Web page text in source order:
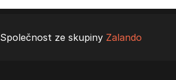
Společnost ze skupiny Zalando